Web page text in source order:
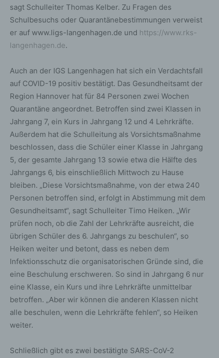
sagt Schulleiter Thomas Kelber. Zu Fragen des
Schulbesuchs oder Quarantänebestimmungen verweist
er auf www.ligs-langenhagen.de und https://www.rks-
langenhagen.de.
Auch an der IGS Langenhagen hat sich ein Verdachtsfall
auf COVID-19 positiv bestätigt. Das Gesundheitsamt der
Region Hannover hat für 84 Personen zwei Wochen
Quarantäne angeordnet. Betroffen sind zwei Klassen in
Jahrgang 7, ein Kurs in Jahrgang 12 und 4 Lehrkräfte.
Außerdem hat die Schulleitung als Vorsichtsmaßnahme
beschlossen, dass die Schüler einer Klasse in Jahrgang
5, der gesamte Jahrgang 13 sowie etwa die Hälfte des
Jahrgangs 6, bis einschließlich Mittwoch zu Hause
bleiben. „Diese Vorsichtsmaßnahme, von der etwa 240
Personen betroffen sind, erfolgt in Abstimmung mit dem
Gesundheitsamt“, sagt Schulleiter Timo Heiken. „Wir
prüfen noch, ob die Zahl der Lehrkräfte ausreicht, die
übrigen Schüler des 6. Jahrgangs zu beschulen“, so
Heiken weiter und betont, dass es neben dem
Infektionsschutz die organisatorischen Gründe sind, die
eine Beschulung erschweren. So sind in Jahrgang 6 nur
eine Klasse, ein Kurs und ihre Lehrkräfte unmittelbar
betroffen. „Aber wir können die anderen Klassen nicht
alle beschulen, wenn die Lehrkräfte fehlen“, so Heiken
weiter.
Schließlich gibt es zwei bestätigte SARS-CoV-2